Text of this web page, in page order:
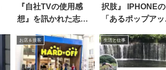
『自社TVの使用感
想』を訊かれた志尊
択肢』 IPHONEの
「あるポップアッ
お店＆接客 生活と仕事